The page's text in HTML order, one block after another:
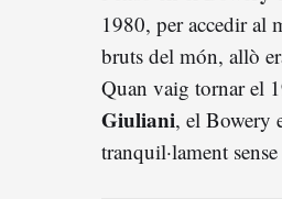
1980, per accedir al
bruts del món, allò
Quan vaig tornar el
Giuliani, el Bowery
tranquil·lament